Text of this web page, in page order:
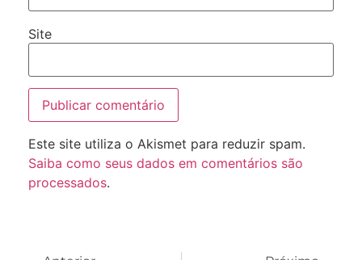
Site
Este site utiliza o Akismet para reduzir spam.
Saiba como seus dados em comentários são
processados.